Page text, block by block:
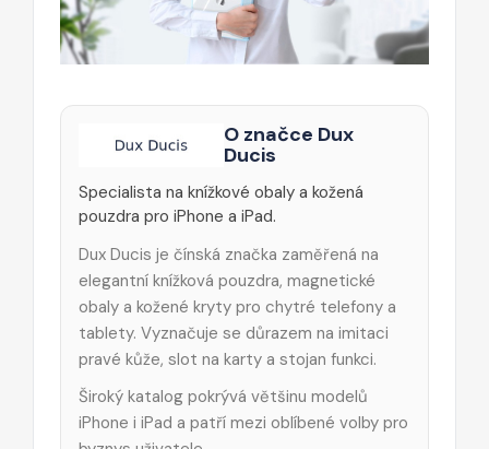
O značce Dux
Ducis
Specialista na knížkové obaly a kožená
pouzdra pro iPhone a iPad.
Dux Ducis je čínská značka zaměřená na
elegantní knížková pouzdra, magnetické
obaly a kožené kryty pro chytré telefony a
tablety. Vyznačuje se důrazem na imitaci
pravé kůže, slot na karty a stojan funkci.
Široký katalog pokrývá většinu modelů
iPhone i iPad a patří mezi oblíbené volby pro